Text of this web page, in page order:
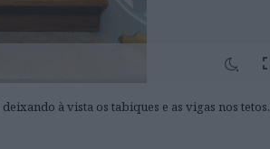
à vista os tabiques e as vigas nos tetos.